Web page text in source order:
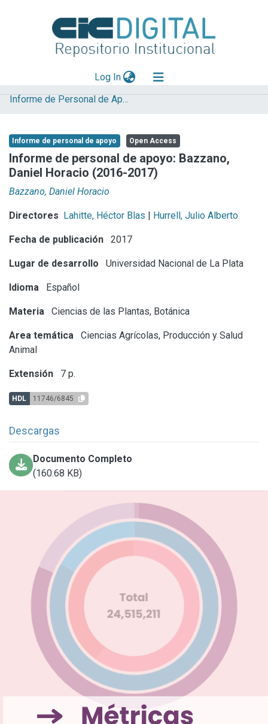
Log In(current)
Explorar
Aportar material
Statistics
Informe de Personal de Apoyo
Informe de personal de apoyo Open Access
Informe de personal de apoyo: Bazzano,
Daniel Horacio (2016-2017)
Bazzano, Daniel Horacio
Directores Lahitte, Héctor Blas | Hurrell, Julio Alberto
Fecha de publicación 2017
Lugar de desarrollo Universidad Nacional de La Plata
Idioma Español
Materia Ciencias de las Plantas, Botánica
Area temática
Ciencias Agrícolas, Producción y Salud
Animal
Extensión 7 p.
HDL 11746/6845
Descargas
Documento Completo
(160.68 KB)